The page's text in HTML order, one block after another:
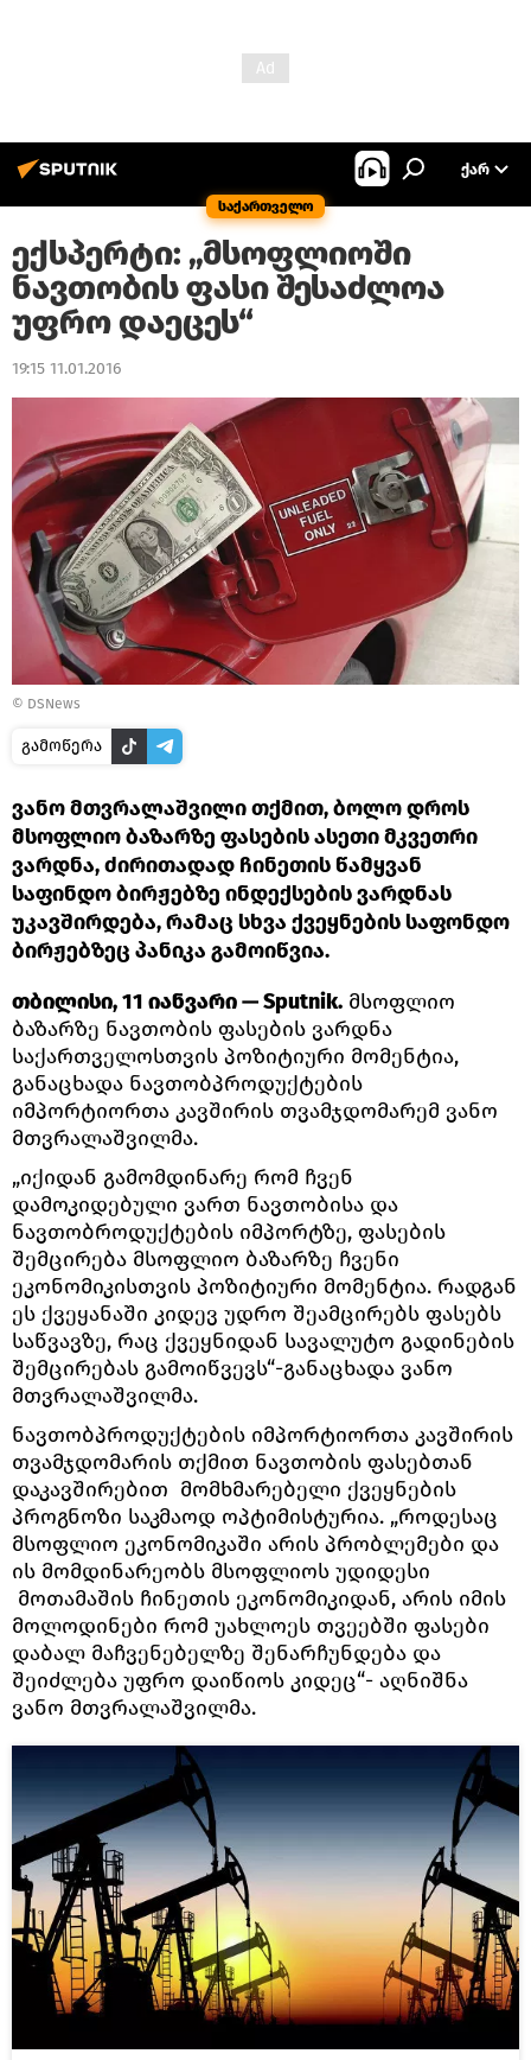
საქართველო
ᲥᲐᲠ
ექსპერტი: „მსოფლიოში
ნავთობის ფასი შესაძლოა
უფრო დაეცეს“
19:15 11.01.2016
© DSNews
გამოწერა
ვანო მთვრალაშვილი თქმით, ბოლო დროს
მსოფლიო ბაზარზე ფასების ასეთი მკვეთრი
ვარდნა, ძირითადად ჩინეთის წამყვან
საფინდო ბირჟებზე ინდექსების ვარდნას
უკავშირდება, რამაც სხვა ქვეყნების საფონდო
ბირჟებზეც პანიკა გამოიწვია.
თბილისი, 11 იანვარი — Sputnik. მსოფლიო
ბაზარზე ნავთობის ფასების ვარდნა
საქართველოსთვის პოზიტიური მომენტია,
განაცხადა ნავთობპროდუქტების
იმპორტიორთა კავშირის თვამჯდომარემ ვანო
მთვრალაშვილმა.
„იქიდან გამომდინარე რომ ჩვენ
დამოკიდებული ვართ ნავთობისა და
ნავთობროდუქტების იმპორტზე, ფასების
შემცირება მსოფლიო ბაზარზე ჩვენი
ეკონომიკისთვის პოზიტიური მომენტია. რადგან
ეს ქვეყანაში კიდევ უდრო შეამცირებს ფასებს
საწვავზე, რაც ქვეყნიდან სავალუტო გადინების
შემცირებას გამოიწვევს“-განაცხადა ვანო
მთვრალაშვილმა.
ნავთობპროდუქტების იმპორტიორთა კავშირის
თვამჯდომარის თქმით ნავთობის ფასებთან
დაკავშირებით მომხმარებელი ქვეყნების
პროგნოზი საკმაოდ ოპტიმისტურია. „როდესაც
მსოფლიო ეკონომიკაში არის პრობლემები და
ის მომდინარეობს მსოფლიოს უდიდესი
მოთამაშის ჩინეთის ეკონომიკიდან, არის იმის
მოლოდინები რომ უახლოეს თვეებში ფასები
დაბალ მაჩვენებელზე შენარჩუნდება და
შეიძლება უფრო დაიწიოს კიდეც“- აღნიშნა
ვანო მთვრალაშვილმა.